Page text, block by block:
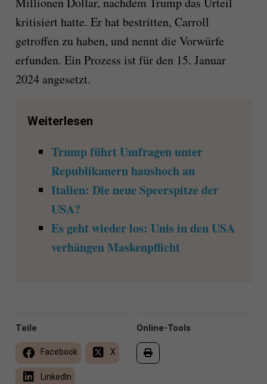
kritisiert hatte. Er hat bestritten, Carroll
getroffen zu haben, und nennt die Vorwürfe
erfunden. Ein Prozess ist für den 15. Januar
2024 angesetzt.
Weiterlesen
Trump führt Umfragen unter
Republikanern haushoch an
Italien: Die neue Speerspitze der
USA?
Es geht wieder los: Unis in den USA
verhängen Maskenpflicht
Online-Tools
Teile
Facebook X
LinkedIn